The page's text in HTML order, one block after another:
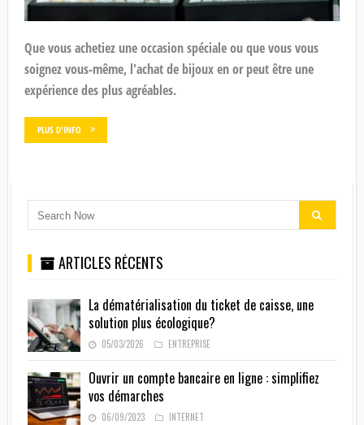
Que vous achetiez une occasion spéciale ou que vous vous
soignez vous-même, l'achat de bijoux en or peut être une
expérience des plus agréables.
PLUS D'INFO
ARTICLES RÉCENTS
La dématérialisation du ticket de caisse, une
solution plus écologique?
05/03/2026 ENTREPRISE
Ouvrir un compte bancaire en ligne : simplifiez
vos démarches
06/09/2023 INTERNET